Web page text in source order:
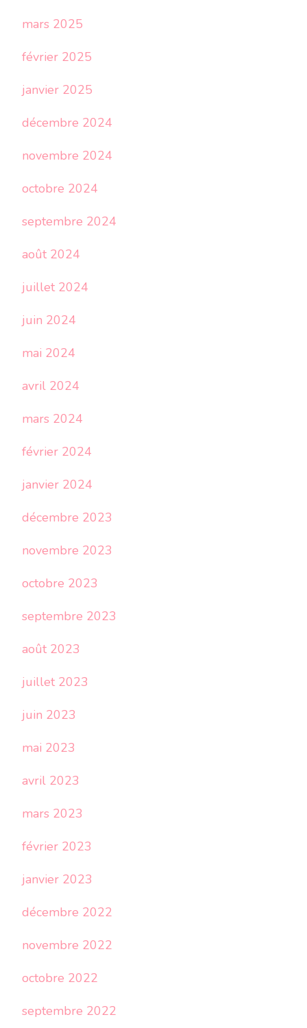
mars 2025
février 2025
janvier 2025
décembre 2024
novembre 2024
octobre 2024
septembre 2024
août 2024
juillet 2024
juin 2024
mai 2024
avril 2024
mars 2024
février 2024
janvier 2024
décembre 2023
novembre 2023
octobre 2023
septembre 2023
août 2023
juillet 2023
juin 2023
mai 2023
avril 2023
mars 2023
février 2023
janvier 2023
décembre 2022
novembre 2022
octobre 2022
septembre 2022